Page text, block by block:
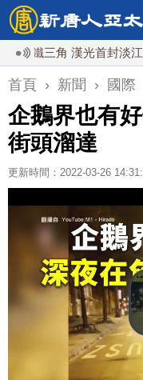
三角 漢光首封淡江大橋
首頁 › 新聞 › 國際
企鵝界也有
街頭溜達
更新時間：2022-03-26